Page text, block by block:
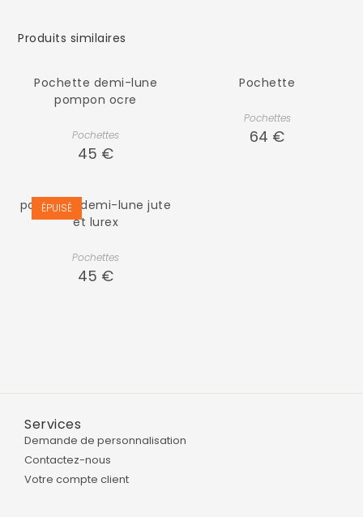
Produits similaires
Pochette demi-lune
pompon ocre
Pochettes
45 €
Pochette
Pochettes
64 €
ÉPUISÉ
pochette demi-lune jute
et lurex
Pochettes
45 €
Services
Demande de personnalisation
Contactez-nous
Votre compte client